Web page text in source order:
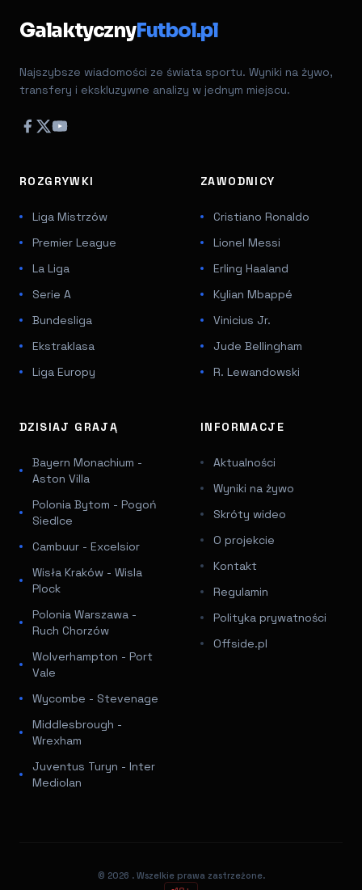
GalaktycznyFutbol.pl
Najszybsze wiadomości ze świata sportu. Wyniki na żywo,
transfery i ekskluzywne analizy w jednym miejscu.
ROZGRYWKI
Liga Mistrzów
Premier League
La Liga
Serie A
Bundesliga
Ekstraklasa
Liga Europy
ZAWODNICY
Cristiano Ronaldo
Lionel Messi
Erling Haaland
Kylian Mbappé
Vinicius Jr.
Jude Bellingham
R. Lewandowski
DZISIAJ GRAJĄ
Bayern Monachium -
Aston Villa
Polonia Bytom - Pogoń
Siedlce
Cambuur - Excelsior
Wisła Kraków - Wisla
Plock
Polonia Warszawa -
Ruch Chorzów
Wolverhampton - Port
Vale
Wycombe - Stevenage
Middlesbrough -
Wrexham
Juventus Turyn - Inter
Mediolan
INFORMACJE
Aktualności
Wyniki na żywo
Skróty wideo
O projekcie
Kontakt
Regulamin
Polityka prywatności
Offside.pl
© 2026 . Wszelkie prawa zastrzeżone.